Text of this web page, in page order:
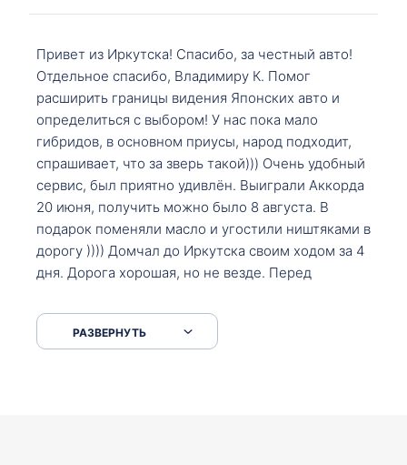
Привет из Иркутска! Спасибо, за честный авто!
Отдельное спасибо, Владимиру К. Помог
расширить границы видения Японских авто и
определиться с выбором! У нас пока мало
гибридов, в основном приусы, народ подходит,
спрашивает, что за зверь такой))) Очень удобный
сервис, был приятно удивлён. Выиграли Аккорда
20 июня, получить можно было 8 августа. В
подарок поменяли масло и угостили ништяками в
дорогу )))) Домчал до Иркутска своим ходом за 4
дня. Дорога хорошая, но не везде. Перед
серпантинах по пути следования.
РАЗВЕРНУТЬ